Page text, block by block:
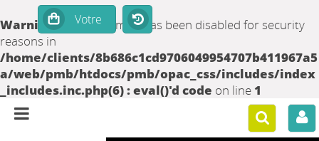
Warning: set_time_limit() has been disabled for security
reasons in
/home/clients/8b686c1cd9706049954707b411967a5
a/web/pmb/htdocs/pmb/opac_css/includes/index
_includes.inc.php(6) : eval()'d code on line 1